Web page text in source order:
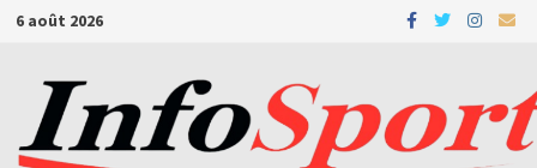
Passer
contenu
6 août 2026